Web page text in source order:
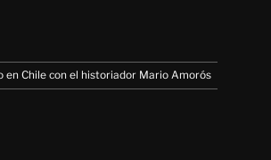
en Chile con el historiador Mario Amorós